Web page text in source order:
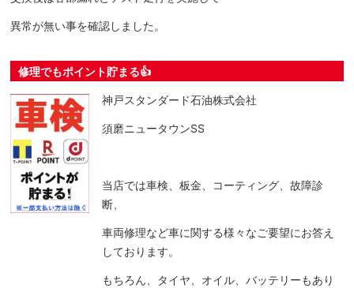
異常が無い事を確認しました。
修理でもポイント貯まる👍
神戸スタンダード石油株式会社
須磨ニュータウンSS
当店では車検、板金、コーティング、故障診
断、
車両修理など車に関する様々なご要望にお答え
しております。
もちろん、タイヤ、オイル、バッテリーもあり